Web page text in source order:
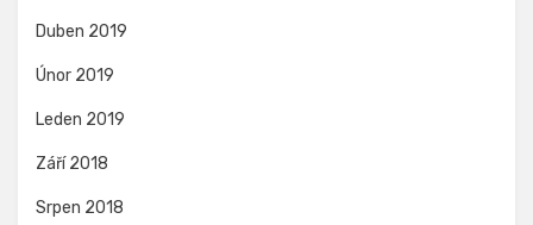
Duben 2019
Únor 2019
Leden 2019
Září 2018
Srpen 2018